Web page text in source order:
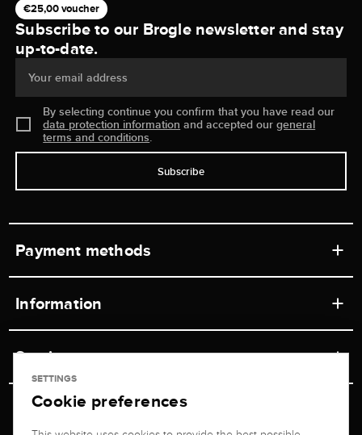
€25,00 voucher
Subscribe to our Brogle newsletter and stay
up-to-date.
Your email address
By selecting continue you confirm that you have read our
data protection information and accepted ourgeneral
terms and conditions.
Subscribe
Payment methods
Information
Retail store
Shipping & Payment
Service
Contact
Unsubscribe from newsletter
Jeweler Brogle
SETTINGS
Cookie preferences